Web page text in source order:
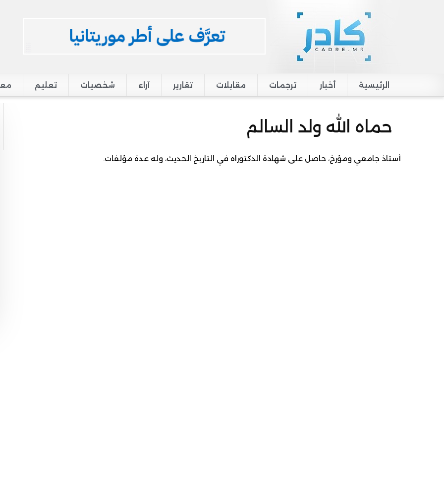
Main navigation
الرئيسية أخبار ترجمات مقابلات تقارير آراء شخصيات تعليم
حماه الله ولد السالم
أستاذ جامعي ومؤرخ، حاصل على شهادة الدكتوراه في التاريخ الحديث، وله عدة مؤلفات.